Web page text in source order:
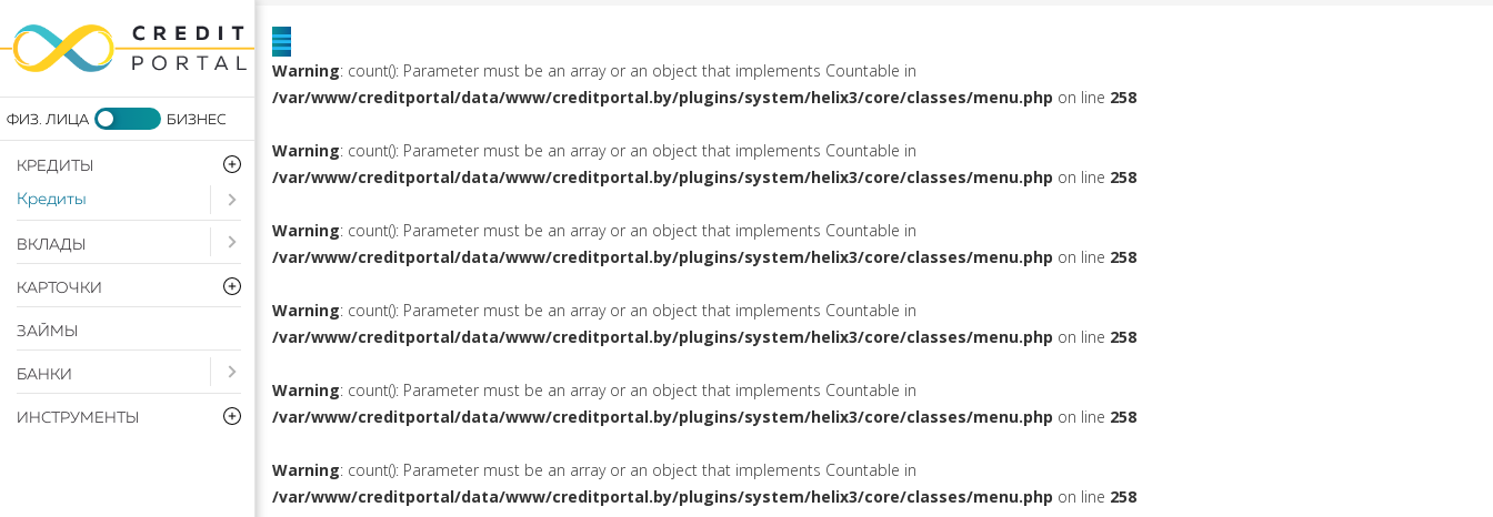
КРЕДИТЫ
Open submenu ( Кредиты)
Кредиты
Open submenu ( Вклады)
ВКЛАДЫ
КАРТОЧКИ
ЗАЙМЫ
Open submenu ( Банки)
БАНКИ
ИНСТРУМЕНТЫ
Warning: count(): Parameter must be an array or an object that implements Countable in
/var/www/creditportal/data/www/creditportal.by/plugins/system/helix3/core/classes/menu.php on line 258
Warning: count(): Parameter must be an array or an object that implements Countable in
/var/www/creditportal/data/www/creditportal.by/plugins/system/helix3/core/classes/menu.php on line 258
Warning: count(): Parameter must be an array or an object that implements Countable in
/var/www/creditportal/data/www/creditportal.by/plugins/system/helix3/core/classes/menu.php on line 258
Warning: count(): Parameter must be an array or an object that implements Countable in
/var/www/creditportal/data/www/creditportal.by/plugins/system/helix3/core/classes/menu.php on line 258
Warning: count(): Parameter must be an array or an object that implements Countable in
/var/www/creditportal/data/www/creditportal.by/plugins/system/helix3/core/classes/menu.php on line 258
Warning: count(): Parameter must be an array or an object that implements Countable in
/var/www/creditportal/data/www/creditportal.by/plugins/system/helix3/core/classes/menu.php on line 258